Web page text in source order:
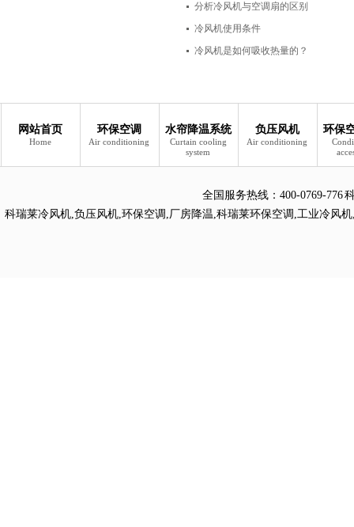
分析冷风机与空调扇的区别
冷风机使用条件
冷风机是如何吸收热量的？
网站首页
Home
环保空调
Air conditioning
水帘降温系统
Curtain cooling
system
负压风机
Air conditioning
环保
全国服务热线： 400-0769-776
科瑞莱冷风机,负压风机,环保空调 ,厂房降温,科瑞莱环保空调 ,工业冷风机